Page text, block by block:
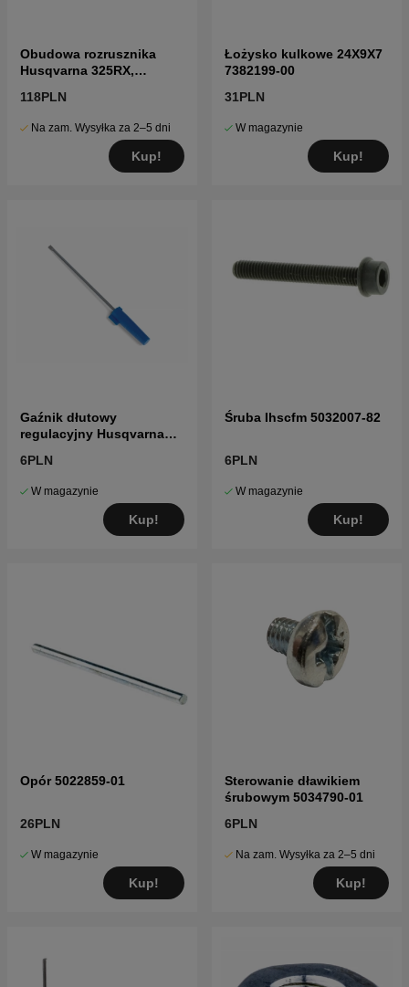
Obudowa rozrusznika
Husqvarna 325RX,
118PLN
Na zam. Wysyłka za 2–5 dni
Kup!
Łożysko kulkowe 24X9X7
7382199-00
31PLN
W magazynie
Kup!
Gaźnik dłutowy
regulacyjny Husqvarna
6PLN
W magazynie
Kup!
Śruba Ihscfm 5032007-82
6PLN
W magazynie
Kup!
Opór 5022859-01
26PLN
W magazynie
Kup!
Sterowanie dławikiem
śrubowym 5034790-01
6PLN
Na zam. Wysyłka za 2–5 dni
Kup!